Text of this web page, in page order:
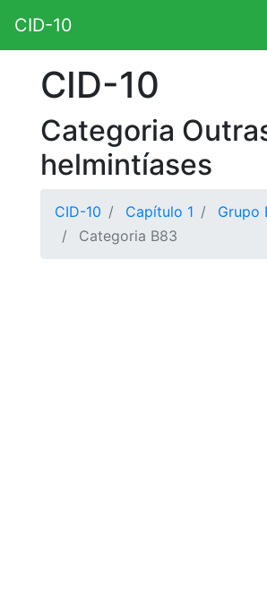
CID-10
CID-10
Categoria
helmintíases
CID-10 Capítulo 1
Grupo
Categoria B83